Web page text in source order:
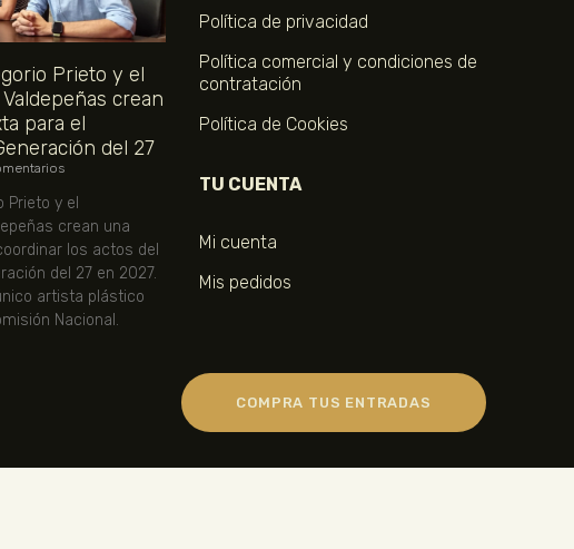
Prieto y el
crean
para el
del 27
Prieto y el
crean una
los actos del
del 27 en 2027.
artista plástico
Nacional.
Política de privacidad
Política comercial y condiciones de
contratación
Política de Cookies
TU CUENTA
Mi cuenta
Mis pedidos
COMPRA TUS ENTRADAS